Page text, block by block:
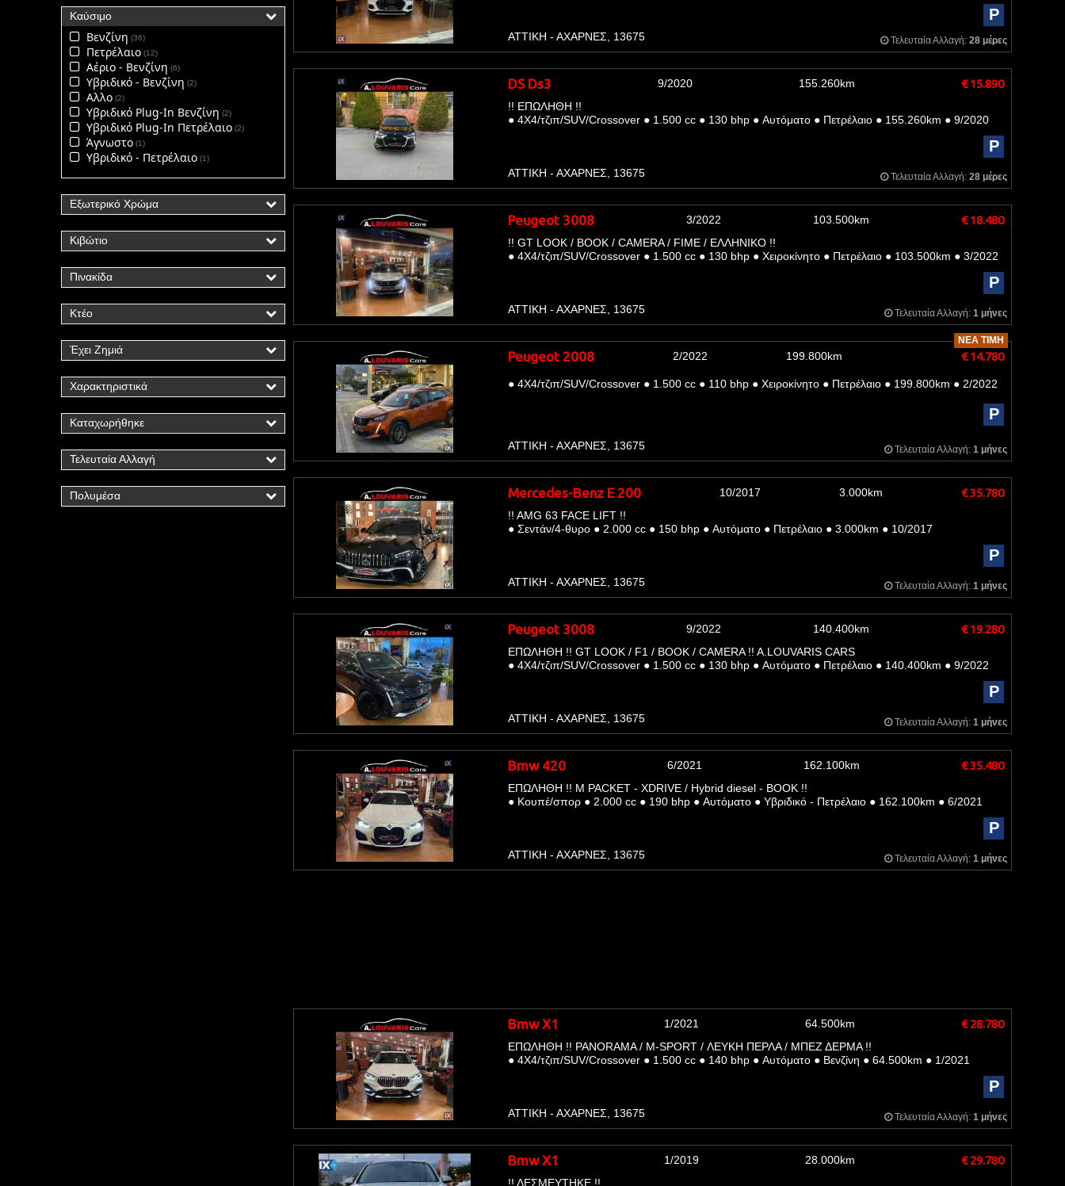
Καύσιμο
Βενζίνη 36
Πετρέλαιο 12
Αέριο - Βενζίνη 6
Υβριδικό - Βενζίνη 2
Αλλο 2
Υβριδικό Plug-In Βενζίνη 2
Υβριδικό Plug-In Πετρέλαιο 2
Άγνωστο 1
Υβριδικό - Πετρέλαιο 1
Εξωτερικό Χρώμα
Κιβώτιο
Πινακίδα
Κτέο
Έχει Ζημιά
Χαρακτηριστικά
Καταχωρήθηκε
Τελευταία Αλλαγή
Πολυμέσα
P
ΑΤΤΙΚΗ - ΑΧΑΡΝΕΣ, 13675 Τελευταία Αλλαγή: 28 μέρες
DS Ds3 9/2020 155.260km € 15.890
!! ΕΠΩΛΗΘΗ !!
●4Χ4/τζιπ/SUV/Crossover ●1.500 cc ●130 bhp ●Αυτόματο ●Πετρέλαιο ●155.260km ●9/2020
P
ΑΤΤΙΚΗ - ΑΧΑΡΝΕΣ, 13675 Τελευταία Αλλαγή: 28 μέρες
Peugeot 3008 3/2022 103.500km € 18.480
!! GT LOOK / BOOK / CAMERA / FIME / ΕΛΛΗΝΙΚΟ !!
●4Χ4/τζιπ/SUV/Crossover ●1.500 cc ●130 bhp ●Χειροκίνητο ●Πετρέλαιο ●103.500km ●3/2022
P
ΑΤΤΙΚΗ - ΑΧΑΡΝΕΣ, 13675 Τελευταία Αλλαγή: 1 μήνες
ΝΈΑ ΤΙΜΉ
Peugeot 2008 2/2022 199.800km € 14.780
●4Χ4/τζιπ/SUV/Crossover ●1.500 cc ●110 bhp ●Χειροκίνητο ●Πετρέλαιο ●199.800km ●2/2022
P
ΑΤΤΙΚΗ - ΑΧΑΡΝΕΣ, 13675 Τελευταία Αλλαγή: 1 μήνες
Mercedes-Benz E 200 10/2017 3.000km € 35.780
!! AMG 63 FACE LIFT !!
●Σεντάν/4-θυρο ●2.000 cc ●150 bhp ●Αυτόματο ●Πετρέλαιο ●3.000km ●10/2017
P
ΑΤΤΙΚΗ - ΑΧΑΡΝΕΣ, 13675 Τελευταία Αλλαγή: 1 μήνες
Peugeot 3008 9/2022 140.400km € 19.280
ΕΠΩΛΗΘΗ !! GT LOOK / F1 / BOOK / CAMERA !! A.LOUVARIS CARS
●4Χ4/τζιπ/SUV/Crossover ●1.500 cc ●130 bhp ●Αυτόματο ●Πετρέλαιο ●140.400km ●9/2022
P
ΑΤΤΙΚΗ - ΑΧΑΡΝΕΣ, 13675 Τελευταία Αλλαγή: 1 μήνες
Bmw 420 6/2021 162.100km € 35.480
ΕΠΩΛΗΘΗ !! M PACKET - XDRIVE / Hybrid diesel - BOOK !!
●Κουπέ/σπορ ●2.000 cc ●190 bhp ●Αυτόματο ●Υβριδικό - Πετρέλαιο ●162.100km ●6/2021
P
ΑΤΤΙΚΗ - ΑΧΑΡΝΕΣ, 13675 Τελευταία Αλλαγή: 1 μήνες
Bmw X1 1/2021 64.500km € 28.780
ΕΠΩΛΗΘΗ !! PANORAMA / M-SPORT / ΛΕΥΚΗ ΠΕΡΛΑ / ΜΠΕΖ ΔΕΡΜΑ !!
●4Χ4/τζιπ/SUV/Crossover ●1.500 cc ●140 bhp ●Αυτόματο ●Βενζίνη ●64.500km ●1/2021
P
ΑΤΤΙΚΗ - ΑΧΑΡΝΕΣ, 13675 Τελευταία Αλλαγή: 1 μήνες
Bmw X1 1/2019 28.000km € 29.780
!! ΔΕΣΜΕΥΤΗΚΕ !!